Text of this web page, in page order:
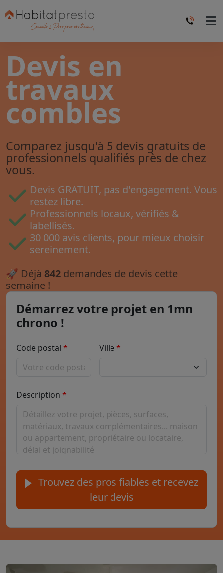
Devis en
travaux
combles
Comparez jusqu'à 5 devis gratuits de
professionnels qualifiés près de chez
vous.
Devis GRATUIT, pas d'engagement. Vous
restez libre.
Professionnels locaux, vérifiés &
labellisés.
30 000 avis clients, pour mieux choisir
sereinement.
🚀 Déjà 842 demandes de devis cette
semaine !
Démarrez votre projet en 1mn
chrono !
Code postal Ville
Description
Trouvez des pros fiables et recevez
leur devis